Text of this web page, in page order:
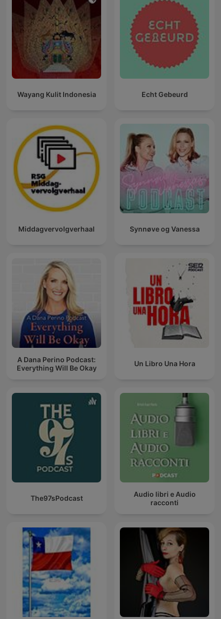
Wayang Kulit Indonesia Echt Gebeurd
Middagvervolgverhaal Synnøve og Vanessa
A Dana Perino Podcast:
Everything Will Be Okay
Un Libro Una Hora
The97sPodcast
Audio libri e Audio
racconti